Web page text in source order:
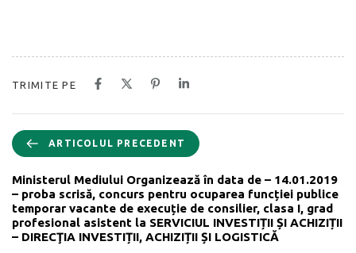
TRIMITE PE
ARTICOLUL PRECEDENT
Ministerul Mediului Organizează în data de – 14.01.2019
– proba scrisă, concurs pentru ocuparea funcției publice
temporar vacante de execuție de consilier, clasa I, grad
profesional asistent la SERVICIUL INVESTIȚII ȘI ACHIZIȚII
– DIRECŢIA INVESTIȚII, ACHIZIȚII ȘI LOGISTICĂ